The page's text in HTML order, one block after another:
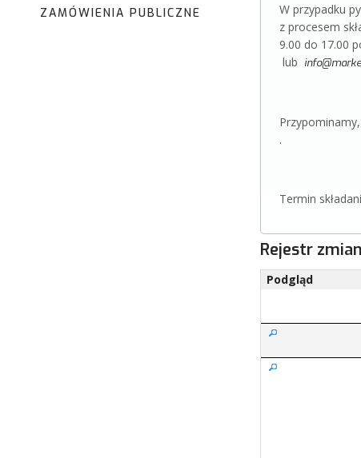
ZAMÓWIENIA PUBLICZNE
W przypadku
z procesem
9.00 do 17.00
lub
.
Termin
Rejestr zmian
Podgląd